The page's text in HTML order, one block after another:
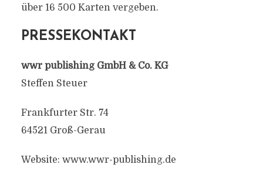
über 16 500 Karten vergeben.
PRESSEKONTAKT
wwr publishing GmbH & Co. KG
Steffen Steuer
Frankfurter Str. 74
64521 Groß-Gerau
Website: www.wwr-publishing.de